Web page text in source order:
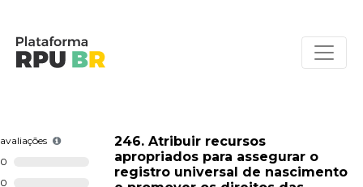
avaliações
0
0
246. Atribuir recursos
apropriados para assegurar o
registro universal de nascimento